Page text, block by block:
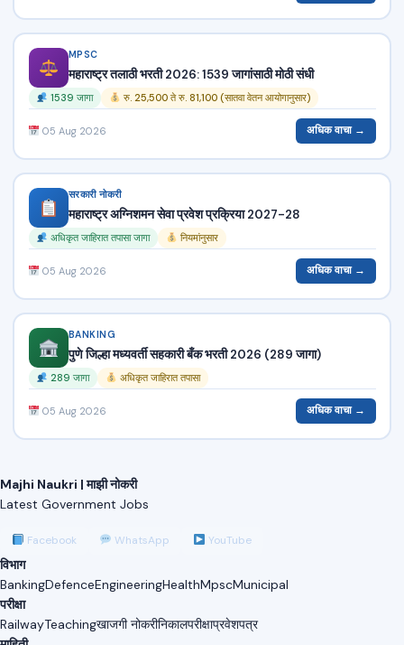
MPSC
महाराष्ट्र तलाठी भरती 2026: 1539 जागांसाठी मोठी संधी
1539 जागा रु. 25,500 ते रु. 81,100 (सातवा वेतन आयोगानुसार)
05 Aug 2026 अधिक वाचा →
सरकारी नोकरी
महाराष्ट्र अग्निशमन सेवा प्रवेश प्रक्रिया 2027-28
अधिकृत जाहिरात तपासा जागा नियमांनुसार
05 Aug 2026 अधिक वाचा →
BANKING
पुणे जिल्हा मध्यवर्ती सहकारी बँक भरती 2026 (289 जागा)
289 जागा अधिकृत जाहिरात तपासा
05 Aug 2026 अधिक वाचा →
Majhi Naukri | माझी नोकरी
Latest Government Jobs
Facebook WhatsApp YouTube
विभाग
BankingDefenceEngineeringHealthMpscMunicipal
परीक्षा
RailwayTeachingखाजगी नोकरीनिकालपरीक्षाप्रवेशपत्र